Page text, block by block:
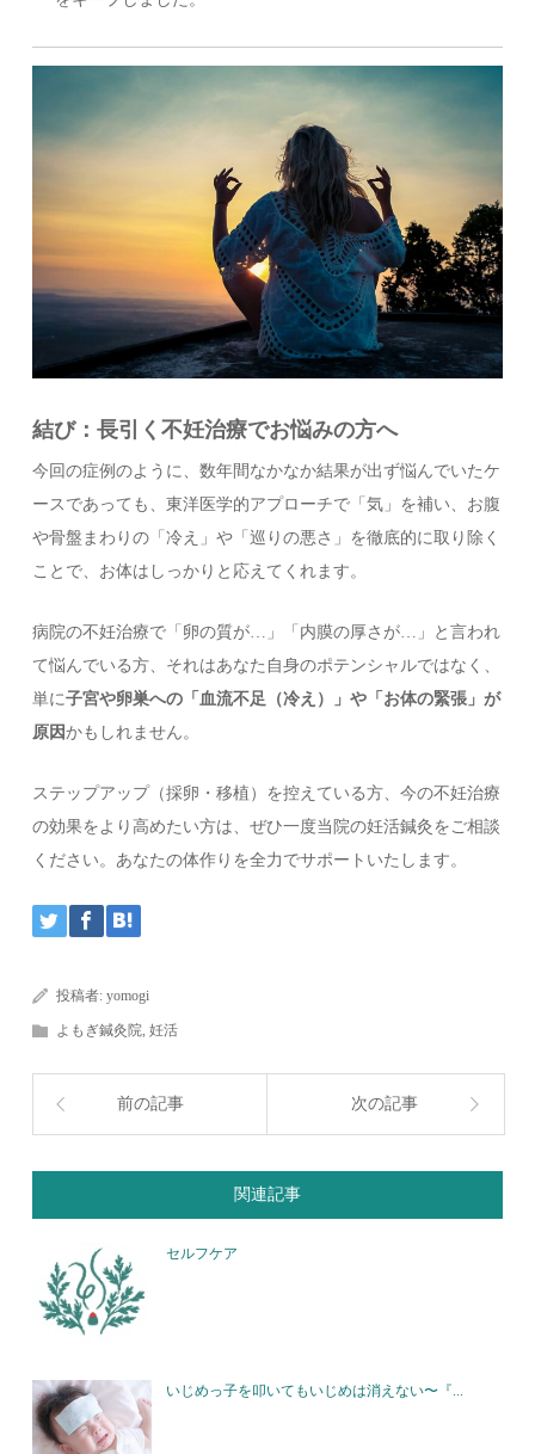
結び：長引く不妊治療でお悩みの方へ
今回の症例のように、数年間なかなか結果が出ず悩んでいたケ
ースであっても、東洋医学的アプローチで「気」を補い、お腹
や骨盤まわりの「冷え」や「巡りの悪さ」を徹底的に取り除く
ことで、お体はしっかりと応えてくれます。
病院の不妊治療で「卵の質が…」「内膜の厚さが…」と言われ
て悩んでいる方、それはあなた自身のポテンシャルではなく、
単に子宮や卵巣への「血流不足（冷え）」や「お体の緊張」が
原因かもしれません。
ステップアップ（採卵・移植）を控えている方、今の不妊治療
の効果をより高めたい方は、ぜひ一度当院の妊活鍼灸をご相談
ください。あなたの体作りを全力でサポートいたします。
投稿者:yomogi
よもぎ鍼灸院,妊活
前の記事 次の記事
関連記事
セルフケア
いじめっ子を叩いてもいじめは消えない〜『...